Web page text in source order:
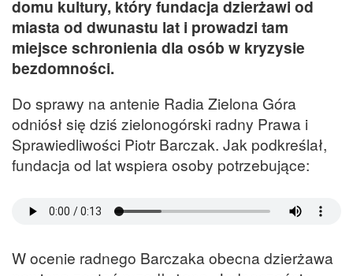
domu kultury, który fundacja dzierżawi od
miasta od dwunastu lat i prowadzi tam
miejsce schronienia dla osób w kryzysie
bezdomności.
Do sprawy na antenie Radia Zielona Góra
odniósł się dziś zielonogórski radny Prawa i
Sprawiedliwości Piotr Barczak. Jak podkreślał,
fundacja od lat wspiera osoby potrzebujące:
W ocenie radnego Barczaka obecna dzierżawa